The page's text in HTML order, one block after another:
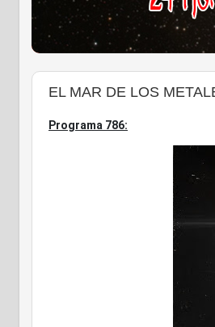
EL MAR DE LOS
Programa 786: